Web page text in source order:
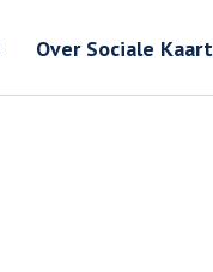
Over Sociale Kaart